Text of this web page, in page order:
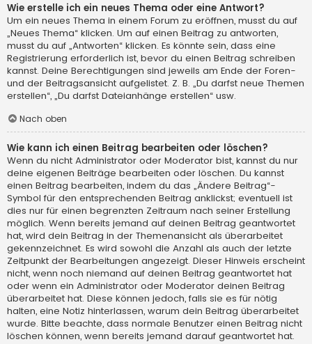
Wie erstelle ich ein neues Thema oder eine Antwort?
Um ein neues Thema in einem Forum zu eröffnen, musst du auf
„Neues Thema“ klicken. Um auf einen Beitrag zu antworten,
musst du auf „Antworten“ klicken. Es könnte sein, dass eine
Registrierung erforderlich ist, bevor du einen Beitrag schreiben
kannst. Deine Berechtigungen sind jeweils am Ende der Foren-
und der Beitragsansicht aufgelistet. Z. B. „Du darfst neue Themen
erstellen“, „Du darfst Dateianhänge erstellen“ usw.
Nach oben
Wie kann ich einen Beitrag bearbeiten oder löschen?
Wenn du nicht Administrator oder Moderator bist, kannst du nur
deine eigenen Beiträge bearbeiten oder löschen. Du kannst
einen Beitrag bearbeiten, indem du das „Ändere Beitrag“-
Symbol für den entsprechenden Beitrag anklickst; eventuell ist
dies nur für einen begrenzten Zeitraum nach seiner Erstellung
möglich. Wenn bereits jemand auf deinen Beitrag geantwortet
hat, wird dein Beitrag in der Themenansicht als überarbeitet
gekennzeichnet. Es wird sowohl die Anzahl als auch der letzte
Zeitpunkt der Bearbeitungen angezeigt. Dieser Hinweis erscheint
nicht, wenn noch niemand auf deinen Beitrag geantwortet hat
oder wenn ein Administrator oder Moderator deinen Beitrag
überarbeitet hat. Diese können jedoch, falls sie es für nötig
halten, eine Notiz hinterlassen, warum dein Beitrag überarbeitet
wurde. Bitte beachte, dass normale Benutzer einen Beitrag nicht
löschen können, wenn bereits jemand darauf geantwortet hat.